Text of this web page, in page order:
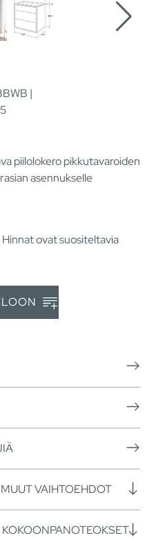
|
piilolokero pikkutavaroiden
asennukselle
ovat suositeltavia
VAIHTOEHDOT